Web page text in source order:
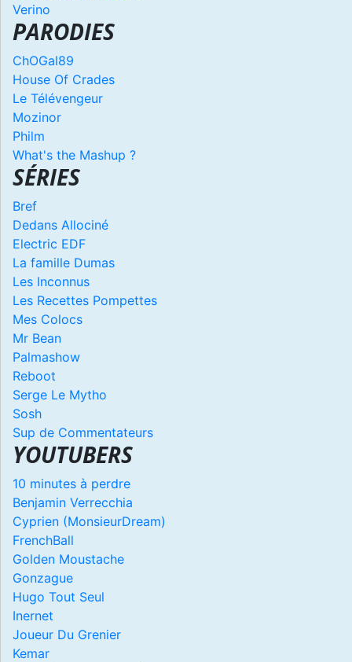
Verino
PARODIES
ChOGal89
House Of Crades
Le Télévengeur
Mozinor
Philm
What's the Mashup ?
SÉRIES
Bref
Dedans Allociné
Electric EDF
La famille Dumas
Les Inconnus
Les Recettes Pompettes
Mes Colocs
Mr Bean
Palmashow
Reboot
Serge Le Mytho
Sosh
Sup de Commentateurs
YOUTUBERS
10 minutes à perdre
Benjamin Verrecchia
Cyprien (MonsieurDream)
FrenchBall
Golden Moustache
Gonzague
Hugo Tout Seul
Inernet
Joueur Du Grenier
Kemar